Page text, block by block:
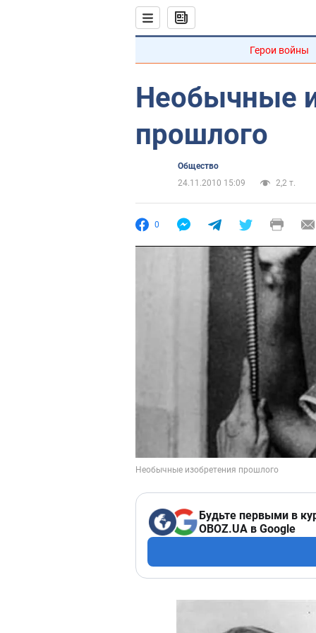
Герои войны
Необычные
прошлого
Общество
24.11.2010 15:09
2,2 т.
0
Будьте первыми в
OBOZ.UA в Google